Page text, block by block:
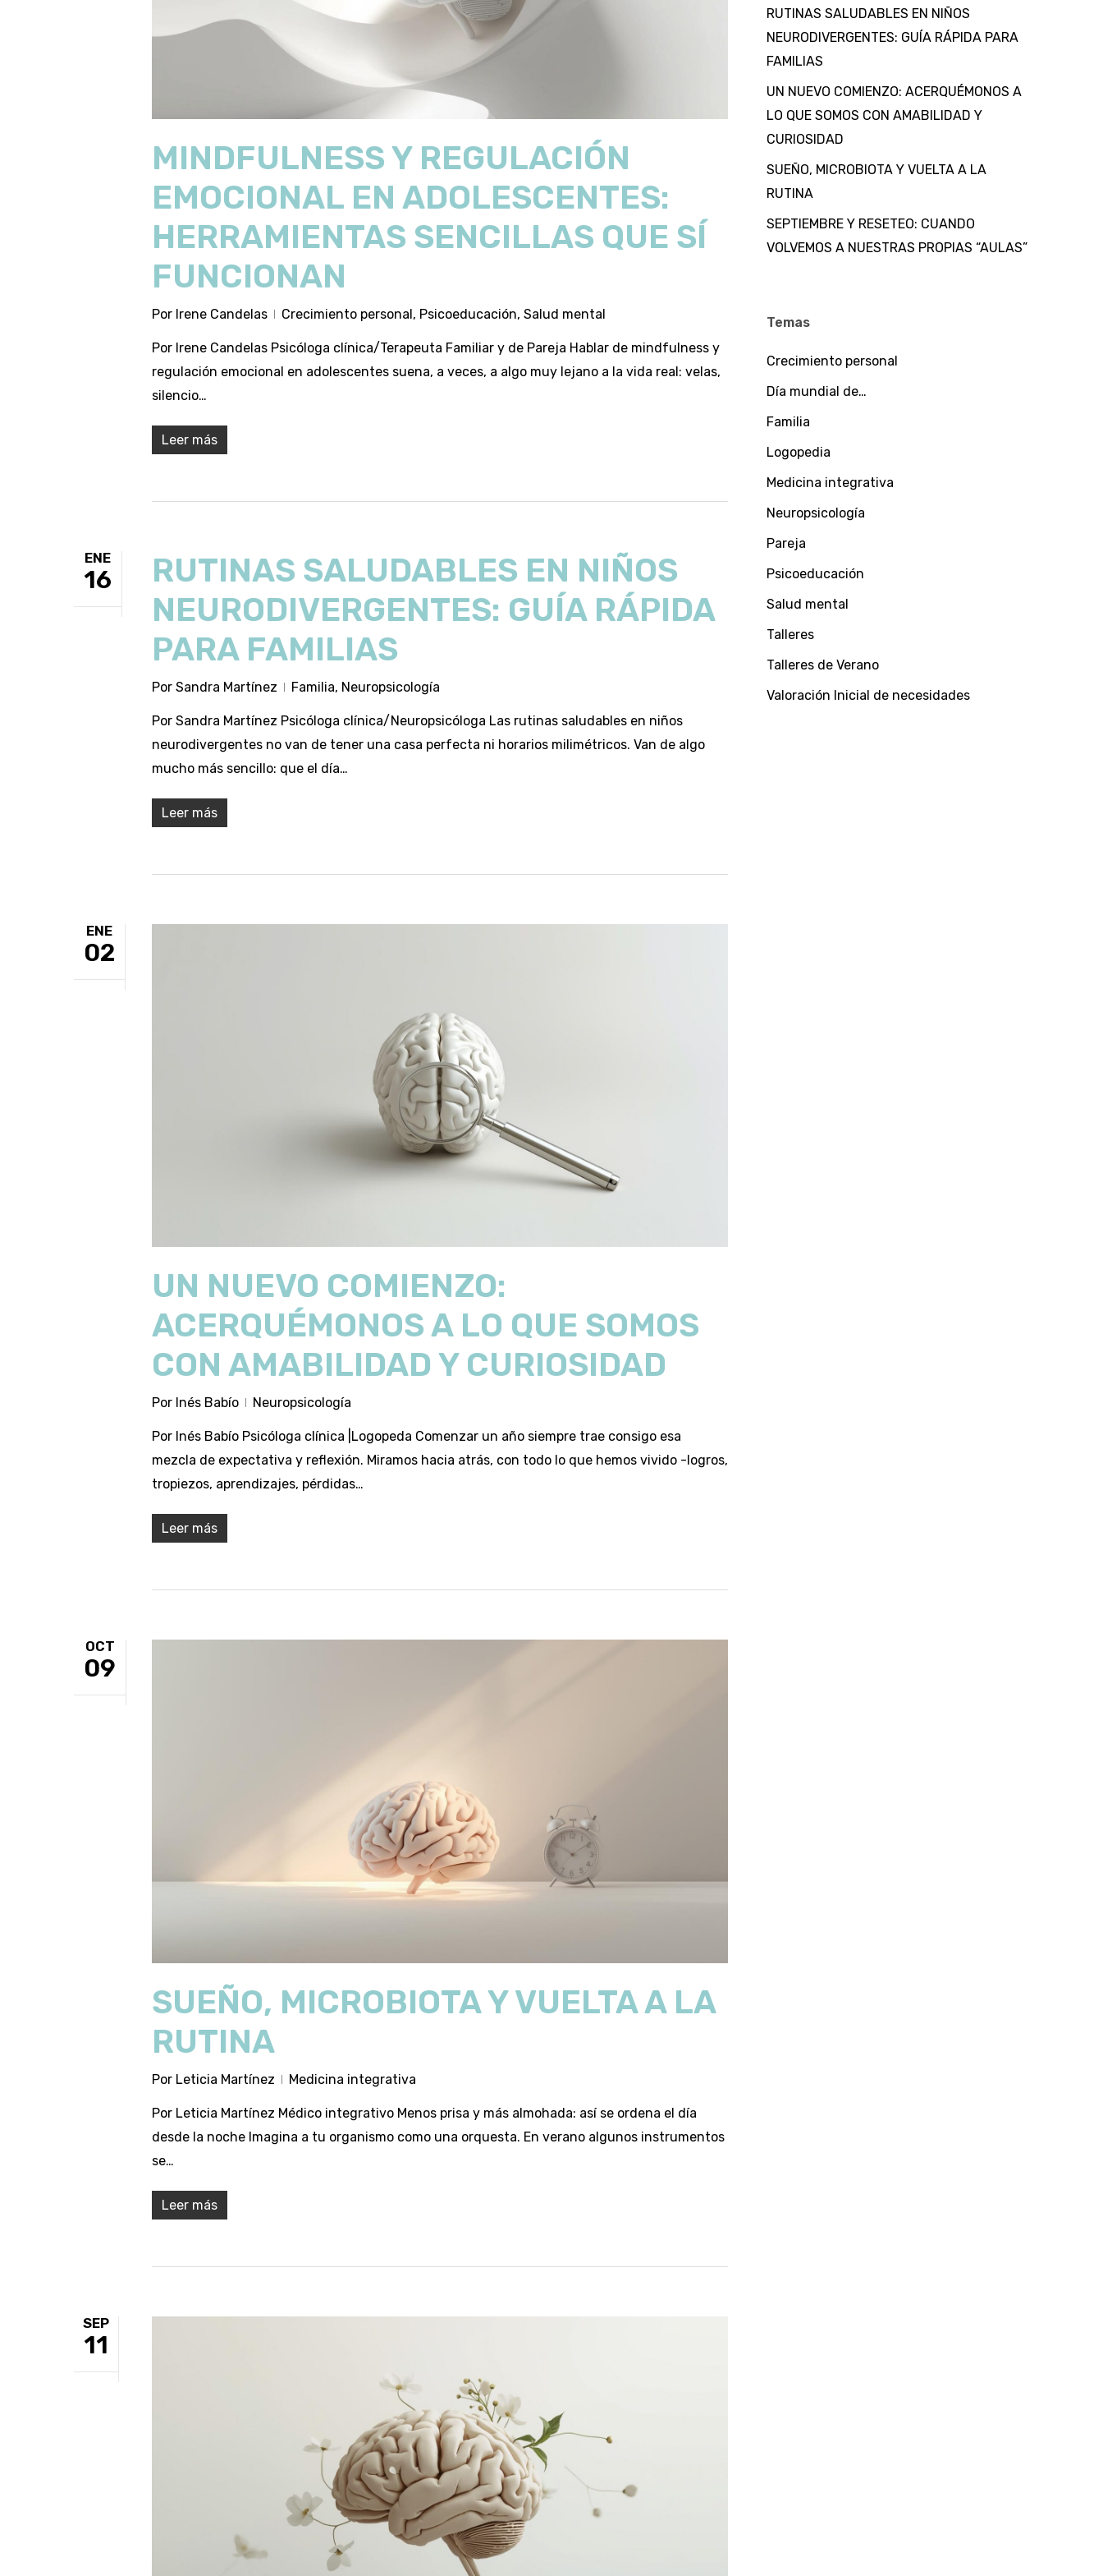
MINDFULNESS Y REGULACIÓN
EMOCIONAL EN ADOLESCENTES:
HERRAMIENTAS SENCILLAS QUE SÍ
FUNCIONAN
Por Irene Candelas Crecimiento personal , Psicoeducación, Salud mental
Por Irene Candelas Psicóloga clínica/Terapeuta Familiar y de Pareja Hablar de mindfulness y
regulación emocional en adolescentes suena, a veces, a algo muy lejano a la vida real: velas,
silencio…
Leer más
ENE
16
RUTINAS SALUDABLES EN NIÑOS
NEURODIVERGENTES: GUÍA RÁPIDA
PARA FAMILIAS
Por Sandra Martínez Familia, Neuropsicología
Por Sandra Martínez Psicóloga clínica/Neuropsicóloga Las rutinas saludables en niños
neurodivergentes no van de tener una casa perfecta ni horarios milimétricos. Van de algo
mucho más sencillo: que el día…
Leer más
ENE
02
UN NUEVO COMIENZO:
ACERQUÉMONOS A LO QUE SOMOS
CON AMABILIDAD Y CURIOSIDAD
Por Inés Babío Neuropsicología
Por Inés Babío Psicóloga clínica |Logopeda Comenzar un año siempre trae consigo esa
mezcla de expectativa y reflexión. Miramos hacia atrás, con todo lo que hemos vivido -logros,
tropiezos, aprendizajes, pérdidas…
Leer más
OCT
09
SUEÑO, MICROBIOTA Y VUELTA A LA
RUTINA
Por Leticia Martínez Medicina integrativa
Por Leticia Martínez Médico integrativo Menos prisa y más almohada: así se ordena el día
desde la noche Imagina a tu organismo como una orquesta. En verano algunos instrumentos
se…
Leer más
SEP
11
RUTINAS SALUDABLES EN NIÑOS
NEURODIVERGENTES: GUÍA RÁPIDA PARA
FAMILIAS
UN NUEVO COMIENZO: ACERQUÉMONOS A
LO QUE SOMOS CON AMABILIDAD Y
CURIOSIDAD
SUEÑO, MICROBIOTA Y VUELTA A LA
RUTINA
SEPTIEMBRE Y RESETEO: CUANDO
VOLVEMOS A NUESTRAS PROPIAS “AULAS”
Temas
Crecimiento personal
Día mundial de…
Familia
Logopedia
Medicina integrativa
Neuropsicología
Pareja
Psicoeducación
Salud mental
Talleres
Talleres de Verano
Valoración Inicial de necesidades